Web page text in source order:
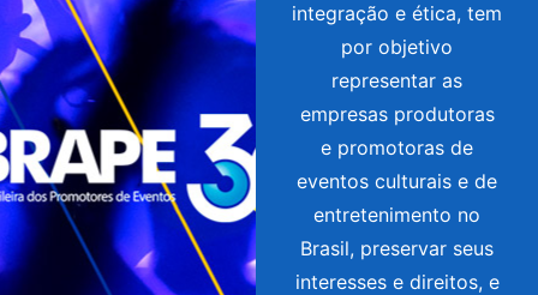
integração e ética, tem
por objetivo
representar as
empresas produtoras
e promotoras de
eventos culturais e de
entretenimento no
Brasil, preservar seus
interesses e direitos, e